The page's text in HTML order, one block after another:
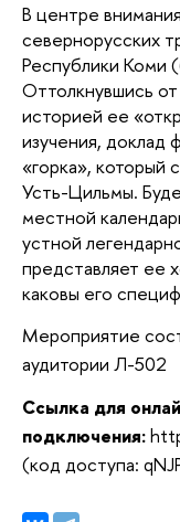
В центре
севернорусских
Республики Коми
Оттолкнувшись
историей ее
изучения, доклад
«горка», который
Усть-Цильмы.
местной
устной
представляет ее
каковы его
Мероприятие
аудитории Л-502
Ссылка для
подключения:
(код доступа: